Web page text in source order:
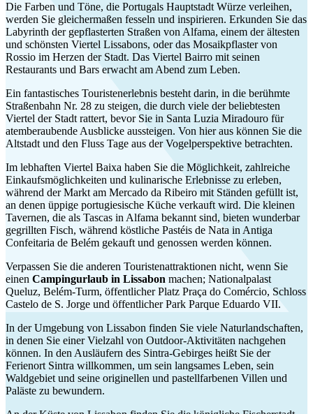
Die Farben und Töne, die Portugals Hauptstadt Würze verleihen,
werden Sie gleichermaßen fesseln und inspirieren. Erkunden Sie das
Labyrinth der gepflasterten Straßen von Alfama, einem der ältesten
und schönsten Viertel Lissabons, oder das Mosaikpflaster von
Rossio im Herzen der Stadt. Das Viertel Bairro mit seinen
Restaurants und Bars erwacht am Abend zum Leben.
Ein fantastisches Touristenerlebnis besteht darin, in die berühmte
Straßenbahn Nr. 28 zu steigen, die durch viele der beliebtesten
Viertel der Stadt rattert, bevor Sie in Santa Luzia Miradouro für
atemberaubende Ausblicke aussteigen. Von hier aus können Sie die
Altstadt und den Fluss Tage aus der Vogelperspektive betrachten.
Im lebhaften Viertel Baixa haben Sie die Möglichkeit, zahlreiche
Einkaufsmöglichkeiten und kulinarische Erlebnisse zu erleben,
während der Markt am Mercado da Ribeiro mit Ständen gefüllt ist,
an denen üppige portugiesische Küche verkauft wird. Die kleinen
Tavernen, die als Tascas in Alfama bekannt sind, bieten wunderbar
gegrillten Fisch, während köstliche Pastéis de Nata in Antiga
Confeitaria de Belém gekauft und genossen werden können.
Verpassen Sie die anderen Touristenattraktionen nicht, wenn Sie
einen Campingurlaub in Lissabon machen; Nationalpalast
Queluz, Belém-Turm, öffentlicher Platz Praça do Comércio, Schloss
Castelo de S. Jorge und öffentlicher Park Parque Eduardo VII.
In der Umgebung von Lissabon finden Sie viele Naturlandschaften,
in denen Sie einer Vielzahl von Outdoor-Aktivitäten nachgehen
können. In den Ausläufern des Sintra-Gebirges heißt Sie der
Ferienort Sintra willkommen, um sein langsames Leben, sein
Waldgebiet und seine originellen und pastellfarbenen Villen und
Paläste zu bewundern.